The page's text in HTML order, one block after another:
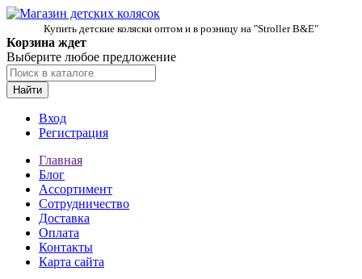
Купить детские коляски оптом и в розницу на "Stroller B&E"
Корзина ждет
Выберите любое предложение
Найти
Вход
Регистрация
Главная
Блог
Ассортимент
Сотрудничество
Доставка
Оплата
Контакты
Карта сайта